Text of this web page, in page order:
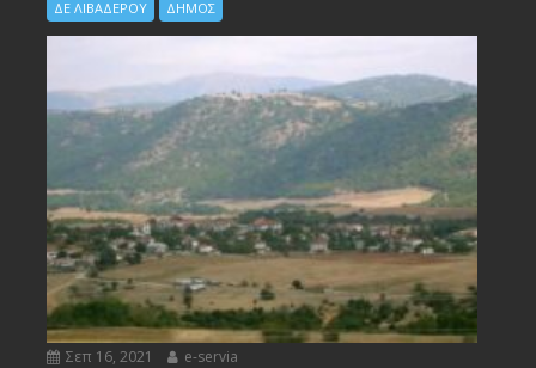
ΔΕ ΛΙΒΑΔΕΡΟΥ ΔΗΜΟΣ
Σεπ 16, 2021 e-servia